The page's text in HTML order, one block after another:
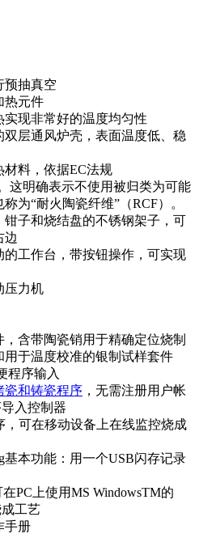
预抽真空
热元件
现非常好的温度均匀性
层通风炉壳，表面温度低、稳
料，依据EC法规
这明确表示不使用被归类为可能
为“耐火陶瓷纤维”（RCF）。
钳子和烧结盘的不锈钢架子，可
边
工作台，带按钮操作，可实现
压力机
含带陶瓷销用于精确定位烧制
于温度校准的银制试样套件
程序输入
瓷和铸瓷程序 ，无需注册用户帐
入控制器
，可在移动设备上在线监控烧成
本功能：用一个USB闪存记录
PC上使用MS WindowsTM的
工艺
手册